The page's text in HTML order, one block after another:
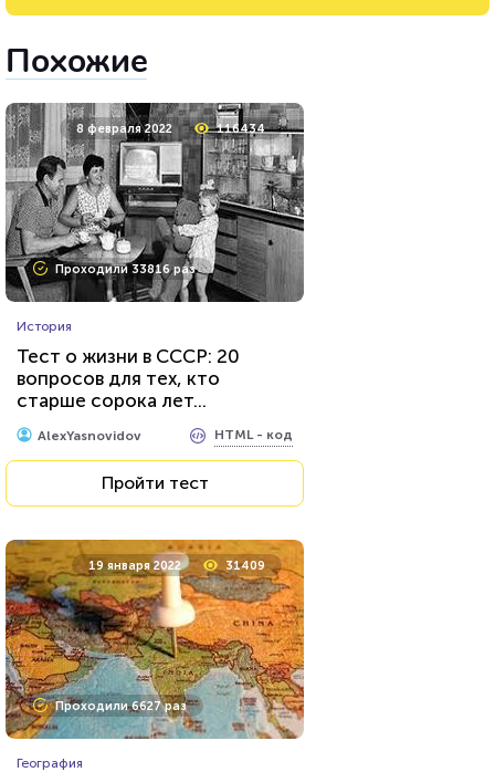
Похожие
8 февраля 2022 116434
Проходили 33816 раз
История
Тест о жизни в СССР: 20
вопросов для тех, кто
старше сорока лет...
AlexYasnovidov HTML - код
Пройти тест
19 января 2022 31409
Проходили 6627 раз
География